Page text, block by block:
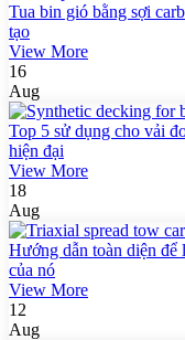
Tua bin gió bằng sợi
tạo
View More
16
Aug
Top 5 sử dụng cho vải
hiện đại
View More
18
Aug
Hướng dẫn toàn diện để
của nó
View More
12
Aug